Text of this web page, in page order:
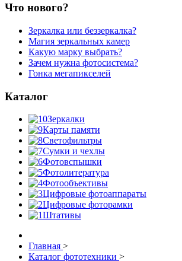
Что нового?
Зеркалка или беззеркалка?
Магия зеркальных камер
Какую марку выбрать?
Зачем нужна фотосистема?
Гонка мегапикселей
Каталог
Зеркалки
Карты памяти
Светофильтры
Сумки и чехлы
Фотовспышки
Фотолитература
Фотообъективы
Цифровые фотоаппараты
Цифровые фоторамки
Штативы
Главная >
Каталог фототехники >